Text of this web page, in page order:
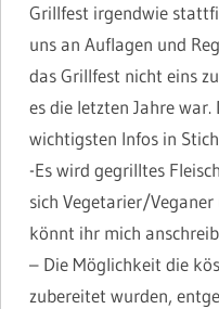
Grillfest irgendwie
uns an Auflagen und
das Grillfest nicht eins
es die letzten Jahre
wichtigsten Infos in
-Es wird gegrilltes
sich Vegetarier/
könnt ihr mich
– Die Möglichkeit die
zubereitet wurden,